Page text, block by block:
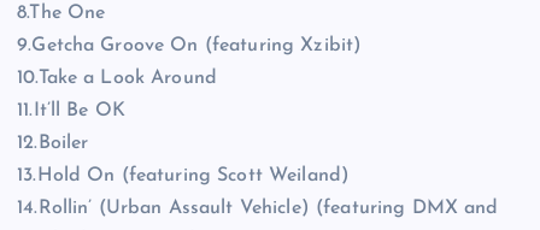
8.The One
9.Getcha Groove On (featuring Xzibit)
10.Take a Look Around
11.It’ll Be OK
12.Boiler
13.Hold On (featuring Scott Weiland)
14.Rollin’ (Urban Assault Vehicle) (featuring DMX and